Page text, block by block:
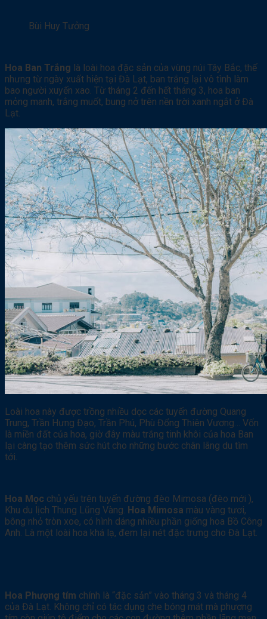
Bùi Huy Tưởng
Hoa Ban Trắng là loài hoa đặc sản của vùng núi Tây Bắc, thế
nhưng từ ngày xuất hiện tại Đà Lạt, ban trắng lại vô tình làm
bao người xuyến xao. Từ tháng 2 đến hết tháng 3, hoa ban
mỏng manh, trắng muốt, bung nở trên nền trời xanh ngắt ở Đà
Lạt.
Loài hoa này được trồng nhiều dọc các tuyến đường Quang
Trung, Trần Hưng Đạo, Trần Phú, Phù Đổng Thiên Vương… Vốn
là miền đất của hoa, giờ đây màu trắng tinh khôi của hoa Ban
lại càng tạo thêm sức hút cho những bước chân lãng du tìm
tới.
Hoa Mọc chủ yếu trên tuyến đường đèo Mimosa (đèo mới ),
Khu du lịch Thung Lũng Vàng. Hoa Mimosa màu vàng tươi,
bông nhỏ tròn xoe, có hình dáng nhiều phần giống hoa Bồ Công
Anh. Là một loài hoa khá lạ, đem lại nét đặc trưng cho Đà Lạt.
Hoa Phượng tím chính là “đặc sản” vào tháng 3 và tháng 4
của Đà Lạt. Không chỉ có tác dụng che bóng mát mà phượng